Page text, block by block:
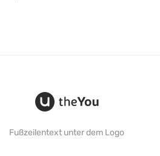
Fußzeilentext unter dem Logo